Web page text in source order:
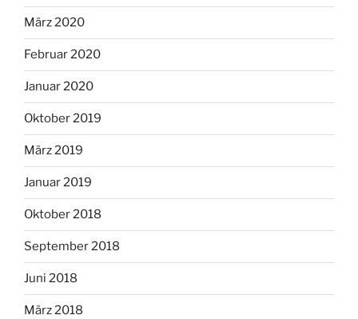
März 2020
Februar 2020
Januar 2020
Oktober 2019
März 2019
Januar 2019
Oktober 2018
September 2018
Juni 2018
März 2018